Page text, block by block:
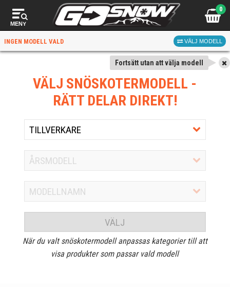
MENY
0
INGEN MODELL VALD VÄLJ MODELL
Fortsätt utan att välja modell
VÄLJ SNÖSKOTERMODELL -
RÄTT DELAR DIREKT!
VÄLJ
När du valt snöskotermodell anpassas kategorier till att
visa produkter som passar vald modell